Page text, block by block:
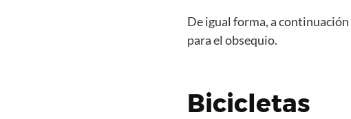
De igual forma, a
para el obsequio.
Bicicletas